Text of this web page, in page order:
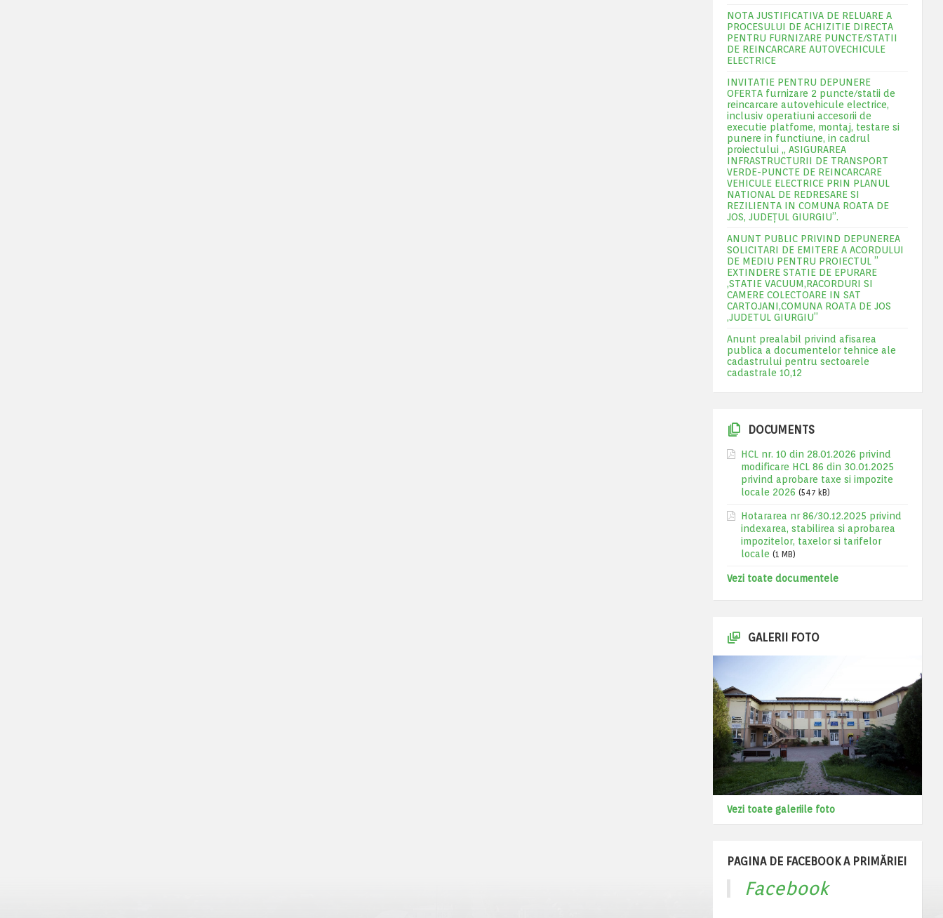
NOTA JUSTIFICATIVA DE RELUARE A
PROCESULUI DE ACHIZITIE DIRECTA
PENTRU FURNIZARE PUNCTE/STATII
DE REINCARCARE AUTOVECHICULE
ELECTRICE
INVITATIE PENTRU DEPUNERE
OFERTA furnizare 2 puncte/statii de
reincarcare autovehicule electrice,
inclusiv operatiuni accesorii de
executie platfome, montaj, testare si
punere in functiune, in cadrul
proiectului „ ASIGURAREA
INFRASTRUCTURII DE TRANSPORT
VERDE-PUNCTE DE REINCARCARE
VEHICULE ELECTRICE PRIN PLANUL
NATIONAL DE REDRESARE SI
REZILIENTA IN COMUNA ROATA DE
JOS, JUDEŢUL GIURGIU”.
ANUNT PUBLIC PRIVIND DEPUNEREA
SOLICITARI DE EMITERE A ACORDULUI
DE MEDIU PENTRU PROIECTUL ”
EXTINDERE STATIE DE EPURARE
,STATIE VACUUM,RACORDURI SI
CAMERE COLECTOARE IN SAT
CARTOJANI,COMUNA ROATA DE JOS
,JUDETUL GIURGIU”
Anunt prealabil privind afisarea
publica a documentelor tehnice ale
cadastrului pentru sectoarele
cadastrale 10,12
DOCUMENTS
HCL nr. 10 din 28.01.2026 privind
modificare HCL 86 din 30.01.2025
privind aprobare taxe si impozite
locale 2026 (547 kB)
Hotararea nr 86/30.12.2025 privind
indexarea, stabilirea si aprobarea
impozitelor, taxelor si tarifelor
locale (1 MB)
Vezi toate documentele
GALERII FOTO
Vezi toate galeriile foto
PAGINA DE FACEBOOK A PRIMĂRIEI
Facebook